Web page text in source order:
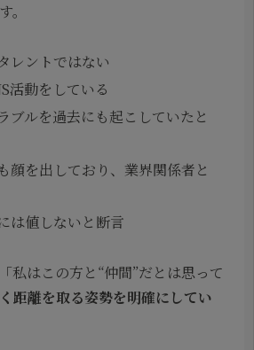
。
レントではない
活動をしている
ブルを過去にも起こしていたと
顔を出しており、業界関係者と
は値しないと断言
私はこの方と“仲間”だとは思って
距離を取る姿勢を明確にしてい